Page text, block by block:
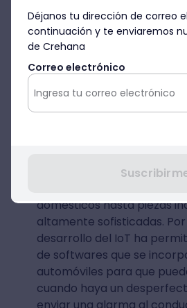
utilizan este tipo de
un tour virtual a sus clientes
internet a una gran
domésticos hasta piezas
altamente sofisticadas.
desarrollo del IoT ha
de softwares que se
automóviles para que
cuando haya un
enviar una alarma al
Déjanos tu dirección de correo
continuación y te enviaremos
de Crehana
Correo electrónico